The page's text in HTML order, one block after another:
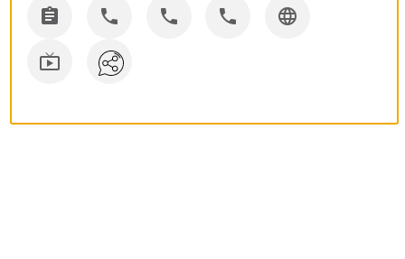
    
